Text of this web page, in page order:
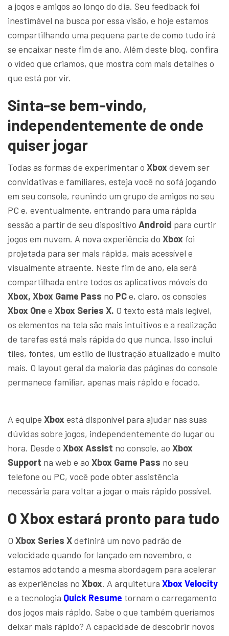
a jogos e amigos ao longo do dia. Seu feedback foi
inestimável na busca por essa visão, e hoje estamos
compartilhando uma pequena parte de como tudo irá
se encaixar neste fim de ano. Além deste blog, confira
o vídeo que criamos, que mostra com mais detalhes o
que está por vir.
Sinta-se bem-vindo,
independentemente de onde
quiser jogar
Todas as formas de experimentar o Xbox devem ser
convidativas e familiares, esteja você no sofá jogando
em seu console, reunindo um grupo de amigos no seu
PC e, eventualmente, entrando para uma rápida
sessão a partir de seu dispositivo Android para curtir
jogos em nuvem. A nova experiência do Xbox foi
projetada para ser mais rápida, mais acessível e
visualmente atraente. Neste fim de ano, ela será
compartilhada entre todos os aplicativos móveis do
Xbox, Xbox Game Pass no PCe, claro, os consoles
Xbox One e Xbox Series X. O texto está mais legível,
os elementos na tela são mais intuitivos e a realização
de tarefas está mais rápida do que nunca. Isso inclui
tiles, fontes, um estilo de ilustração atualizado e muito
mais. O layout geral da maioria das páginas do console
permanece familiar, apenas mais rápido e focado.
A equipe Xbox está disponível para ajudar nas suas
dúvidas sobre jogos, independentemente do lugar ou
hora. Desde o Xbox Assist no console, ao Xbox
Support na web e ao Xbox Game Pass no seu
telefone ou PC, você pode obter assistência
necessária para voltar a jogar o mais rápido possível.
O Xbox estará pronto para tudo
O Xbox Series Xdefinirá um novo padrão de
velocidade quando for lançado em novembro, e
estamos adotando a mesma abordagem para acelerar
as experiências no Xbox. A arquitetura Xbox Velocity
e a tecnologia Quick Resume tornam o carregamento
dos jogos mais rápido. Sabe o que também queríamos
deixar mais rápido? A capacidade de descobrir novos